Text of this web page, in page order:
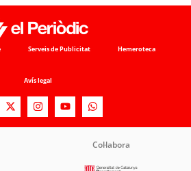
Serveis de Publicitat Hemeroteca
Avís legal
Col·labora